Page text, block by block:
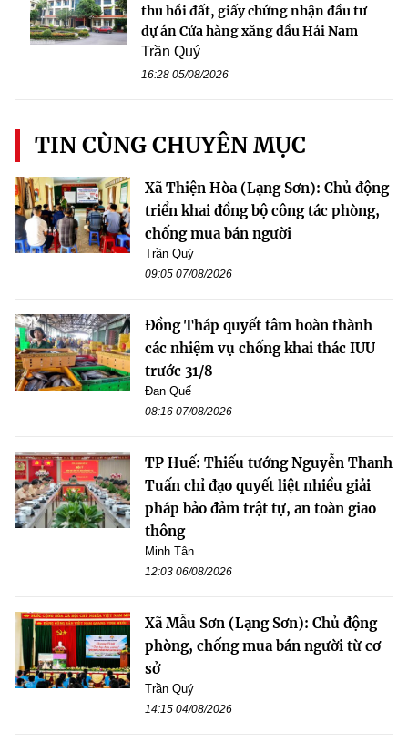
thu hồi đất, giấy chứng nhận đầu tư
dự án Cửa hàng xăng dầu Hải Nam
Trần Quý
16:28 05/08/2026
TIN CÙNG CHUYÊN MỤC
Xã Thiện Hòa (Lạng Sơn): Chủ động
triển khai đồng bộ công tác phòng,
chống mua bán người
Trần Quý
09:05 07/08/2026
Đồng Tháp quyết tâm hoàn thành
các nhiệm vụ chống khai thác IUU
trước 31/8
Đan Quế
08:16 07/08/2026
TP Huế: Thiếu tướng Nguyễn Thanh
Tuấn chỉ đạo quyết liệt nhiều giải
pháp bảo đảm trật tự, an toàn giao
thông
Minh Tân
12:03 06/08/2026
Xã Mẫu Sơn (Lạng Sơn): Chủ động
phòng, chống mua bán người từ cơ
sở
Trần Quý
14:15 04/08/2026